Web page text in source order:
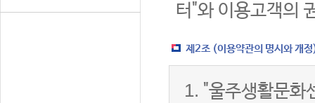
터"와 이용고객의
제2조 (이용약관의 명시와 개
1. "울주생활문화